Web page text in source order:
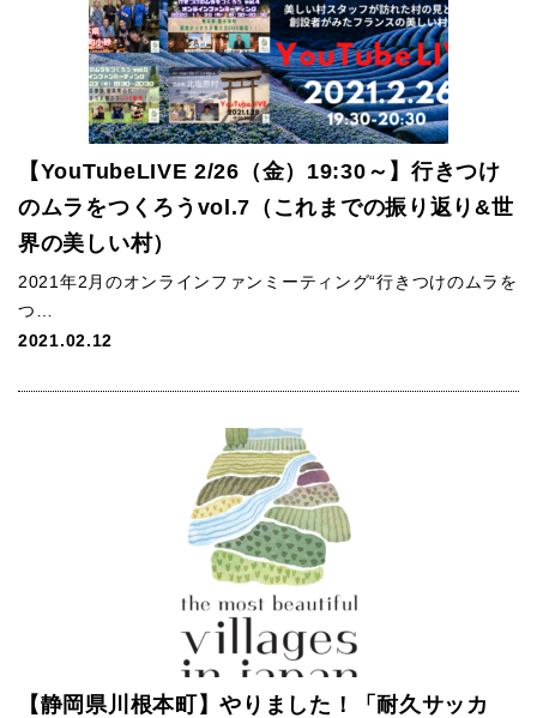
【YouTubeLIVE 2/26（金）19:30～】行きつけ
のムラをつくろうvol.7（これまでの振り返り&世
界の美しい村）
2021年2月のオンラインファンミーティング“行きつけのムラを
つ…
2021.02.12
【静岡県川根本町】やりました！「耐久サッカ